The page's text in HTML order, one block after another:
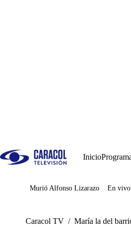
Inicio
Juegos
Murió Alfonso Lizarazo En
Caracol TV / María la del